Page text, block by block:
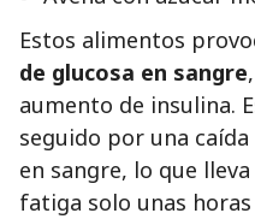
Estos alimentos
de glucosa en sangre
aumento de insulina.
seguido por una
en sangre, lo que
fatiga solo unas